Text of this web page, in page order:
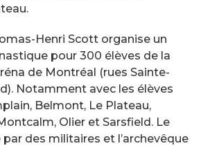
Henri Scott organise un
pour 300 élèves de la
de Montréal (rues Sainte-
Notamment avec les élèves
Belmont, Le Plateau,
Olier et Sarsfield. Le
des militaires et l’archevêque